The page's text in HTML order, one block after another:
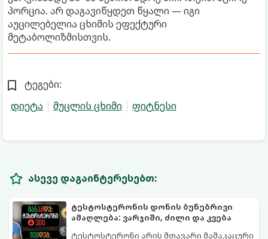
პორცია. არ დაგავიწყდეთ წყალი — იგი
აუცილებელია ცხიმის ეფექტური
მეტაბოლიზმისთვის.
ტეგები:
დიეტა
მუცლის ცხიმი ფიტნესი
ასევე დაგაინტერესებთ:
ტესტოსტერონის დონის ბუნებრივი
ამაღლება: ვარჯიში, ძილი და კვება
ტესტოსტერონი არის მთავარი მამაკაცური